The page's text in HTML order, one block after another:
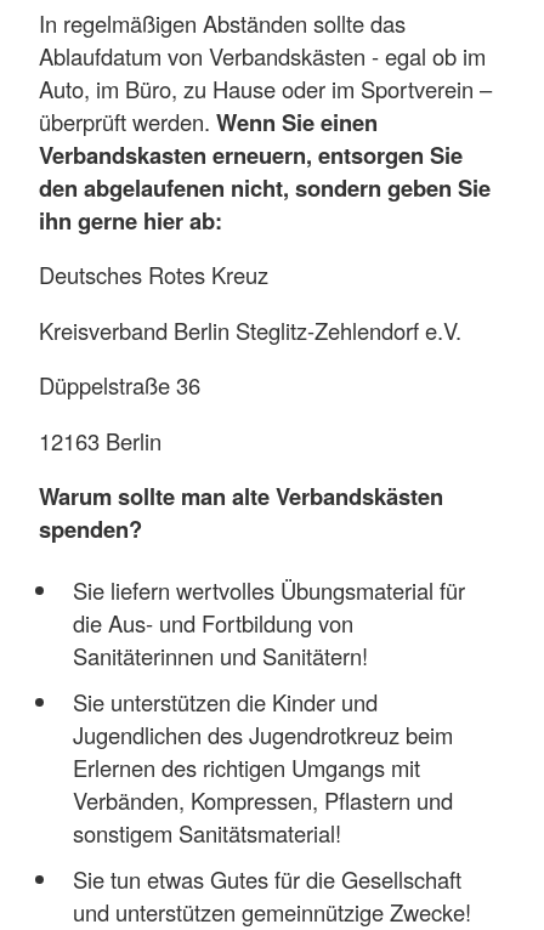
In regelmäßigen Abständen sollte das
Ablaufdatum von Verbandskästen - egal ob im
Auto, im Büro, zu Hause oder im Sportverein –
überprüft werden. Wenn Sie einen
Verbandskasten erneuern, entsorgen Sie
den abgelaufenen nicht, sondern geben Sie
ihn gerne hier ab:
Deutsches Rotes Kreuz
Kreisverband Berlin Steglitz-Zehlendorf e.V.
Düppelstraße 36
12163 Berlin
Warum sollte man alte Verbandskästen
spenden?
Sie liefern wertvolles Übungsmaterial für
die Aus- und Fortbildung von
Sanitäterinnen und Sanitätern!
Sie unterstützen die Kinder und
Jugendlichen des Jugendrotkreuz beim
Erlernen des richtigen Umgangs mit
Verbänden, Kompressen, Pflastern und
sonstigem Sanitätsmaterial!
Sie tun etwas Gutes für die Gesellschaft
und unterstützen gemeinnützige Zwecke!